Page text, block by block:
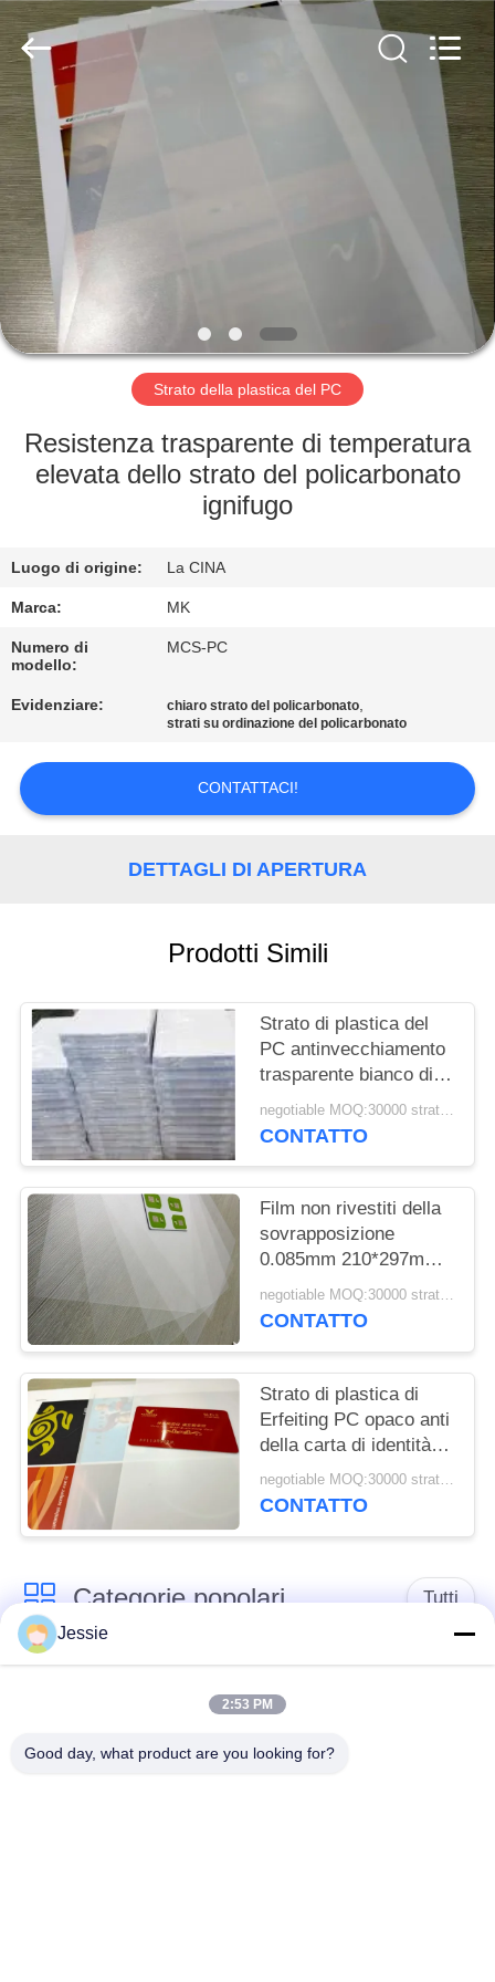
CASA.
PRODOTTI
VIDEO
SU
DI
VISITA
CONTROLLO
DELLA
CONTATTACI
NOTIZIE
MAPPA
DEL
SITO
PRIVACY
POLICY
MKarte
Material
Technology
(Tianjin)
Limited.
All
Rights
Reserved.
Strato della plastica del PC
Resistenza trasparente di temperatura
elevata dello strato del policarbonato
ignifugo
Luogo di origine: La CINA
Marca: MK
Numero di
modello:
MCS-PC
Evidenziare: chiaro strato del policarbonato,
strati su ordinazione del policarbonato
CONTATTACI!
DETTAGLI DI APERTURA
Prodotti Simili
Strato di plastica del
PC antinvecchiamento
trasparente bianco di
50Mpa 1.3g/Cm3
negotiable MOQ:30000 strati o 2 tonnellate
CONTATTO
Film non rivestiti della
sovrapposizione
0.085mm 210*297mm
del PC trasparente dei
semi
negotiable MOQ:30000 strati o 2 tonnellate
CONTATTO
Strato di plastica di
Erfeiting PC opaco anti
della carta di identità
del leggero 50mpa A3 negotiable MOQ:30000 strati o 2 tonnellate
CONTATTO
Categorie popolari Tutti
Materiale di Smart
Materiale della carta
del PVC
Strati stampabili del
Jessie
2:53 PM
Good day, what product are you looking for?